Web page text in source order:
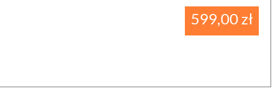
599,00zł